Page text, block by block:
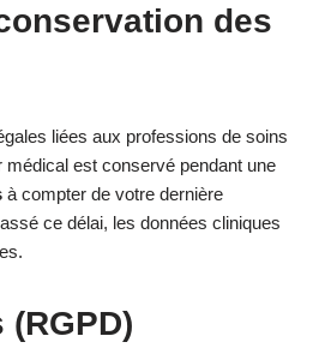
des
liées aux professions de soins
est conservé pendant une
à compter de votre dernière
ce délai, les données cliniques